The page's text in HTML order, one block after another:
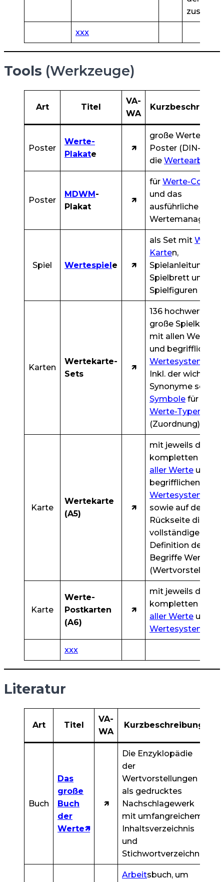
xxx
Tools (Werkzeuge)
Art Titel
VA-
WA
Poster
Werte-
Plakate
🡽
große Werte-
Poster (DIN-A0)
die Wertearbeit
Poster
MDWM -
Plakat
🡽
für Werte-Coach
und das
ausführliche
Spiel Wertespiel e 🡽
als Set mit Werte-
Karten,
Spielanleitung,
Spielbrett und
Spielfiguren
Karten
Wertekarte-
Sets
🡽
136 hochwertige,
große Spielkarten
mit allen Werten
und begrifflichen
Wertesystem
Inkl. der
Synonyme sowie
Symbole für die
Werte-Typen
(Zuordnung).
Karte
Wertekarte
(A5)
🡽
mit jeweils der
kompletten
aller Werte und
begrifflichen
Wertesystem
sowie auf der
Rückseite die
vollständige
Definition des
Begriffe Werte
Karte
Werte-
Postkarten
(A6)
🡽
mit jeweils der
kompletten
aller Werte und
Wertesystem
xxx
Literatur
Art Titel
VA-
WA
Kurzbeschreibung
Buch
Das
große
Buch
der
Werte🡽
🡽
Die Enzyklopädie
der
Wertvorstellungen
als gedrucktes
Nachschlagewerk
mit umfangreichem
Inhaltsverzeichnis
und
Stichwortverzeichnis
Arbeitsbuch, um